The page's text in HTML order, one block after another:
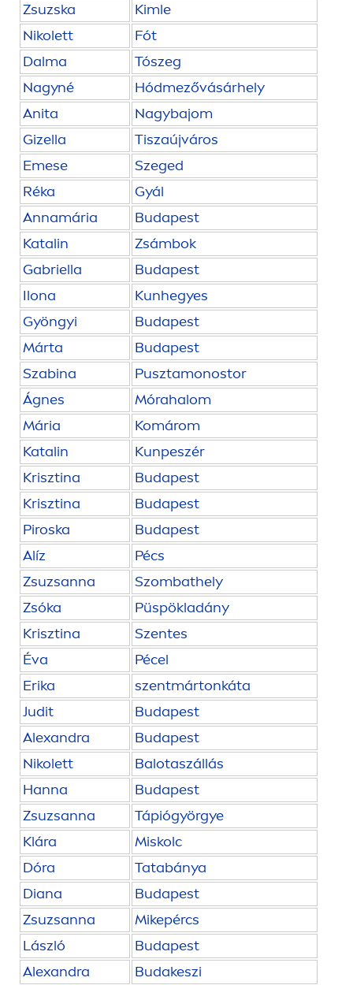
Zsuzska
Kimle
Nikolett
Fót
Dalma
Tószeg
Nagyné
Hódmezővásárhely
Anita
Nagybajom
Gizella
Tiszaújváros
Emese
Szeged
Réka
Gyál
Annamária
Budapest
Katalin
Zsámbok
Gabriella
Budapest
Ilona
Kunhegyes
Gyöngyi
Budapest
Márta
Budapest
Szabina
Pusztamonostor
Ágnes
Mórahalom
Mária
Komárom
Katalin
Kunpeszér
Krisztina
Budapest
Krisztina
Budapest
Piroska
Budapest
Alíz
Pécs
Zsuzsanna
Szombathely
Zsóka
Püspökladány
Krisztina
Szentes
Éva
Pécel
Erika
szentmártonkáta
Judit
Budapest
Alexandra
Budapest
Nikolett
Balotaszállás
Hanna
Budapest
Zsuzsanna
Tápiógyörgye
Klára
Miskolc
Dóra
Tatabánya
Diana
Budapest
Zsuzsanna
Mikepércs
László
Budapest
Alexandra
Budakeszi